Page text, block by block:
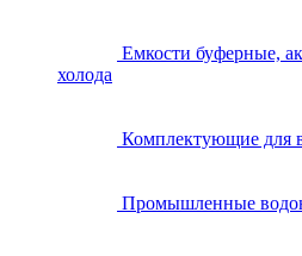
Емкости буферные,
холода
Комплектующие для
Промышленные